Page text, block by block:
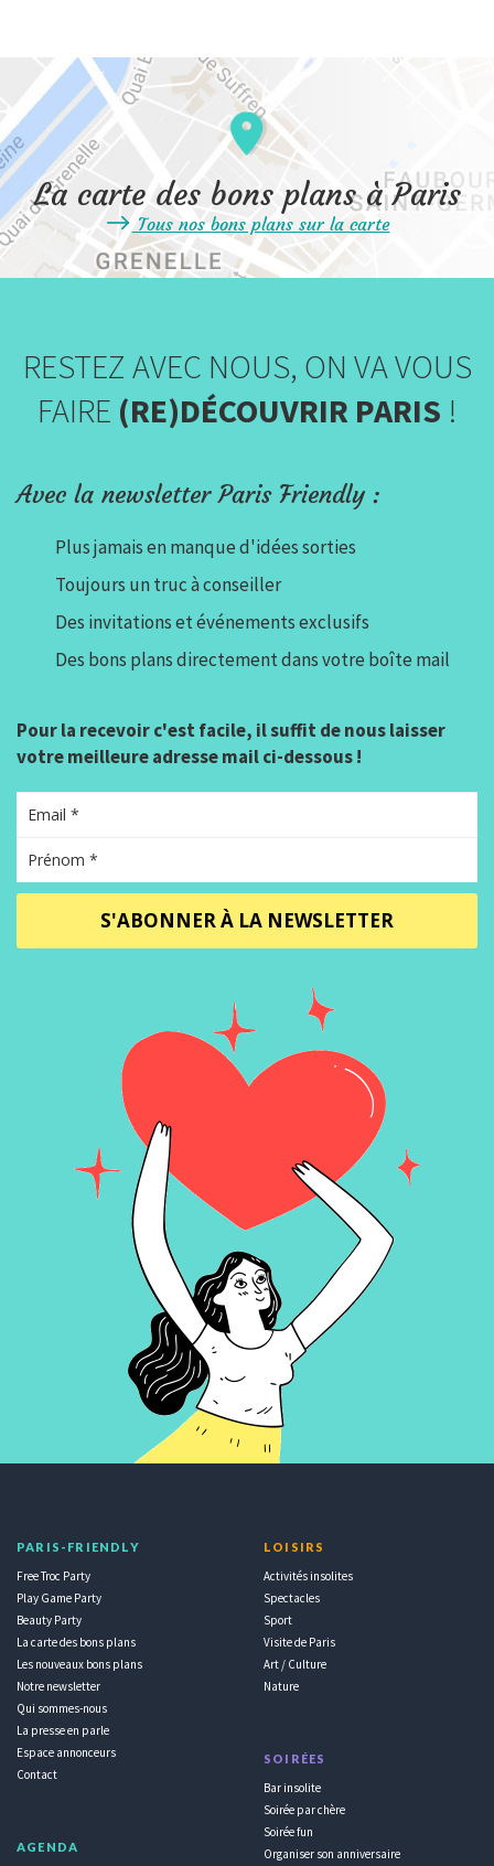
La carte des bons plans à Paris
Tous nos bons plans sur la carte
RESTEZ AVEC NOUS, ON VA VOUS
FAIRE (RE)DÉCOUVRIR PARIS !
Avec la newsletter Paris Friendly :
Plus jamais en manque d'idées sorties
Toujours un truc à conseiller
Des invitations et événements exclusifs
Des bons plans directement dans votre boîte mail
Pour la recevoir c'est facile, il suffit de nous laisser
votre meilleure adresse mail ci-dessous !
S'ABONNER À LA NEWSLETTER
PARIS-FRIENDLY
Free Troc Party
Play Game Party
Beauty Party
La carte des bons plans
Les nouveaux bons plans
Notre newsletter
Qui sommes-nous
La presse en parle
Espace annonceurs
Contact
AGENDA
LOISIRS
Activités insolites
Spectacles
Sport
Visite de Paris
Art / Culture
Nature
SOIRÉES
Bar insolite
Soirée par chère
Soirée fun
Organiser son anniversaire